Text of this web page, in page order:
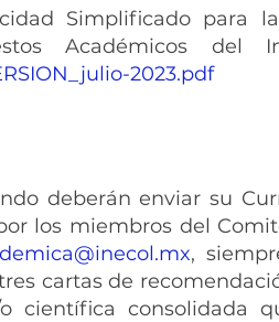
Simplificado para
Académicos del
2023.pdf
deberán enviar su
los miembros del
,
cartas de
científica consolidada